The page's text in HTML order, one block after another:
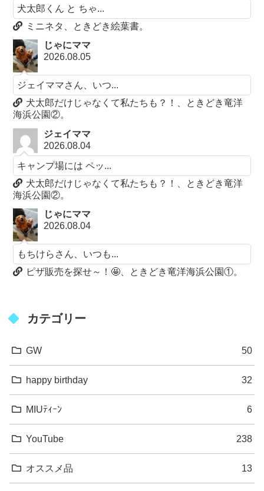
犬太郎くん と ちゃ...
ミニネタ、ときどき絵葉書。
じゃにママ
2026.08.05
ジェイママさん、いつ...
犬太郎だけじゃなくて私たちも？！、ときどき竜洋
海浜公園②。
ジェイママ
2026.08.04
キャンプ場には ペッ...
犬太郎だけじゃなくて私たちも？！、ときどき竜洋
海浜公園②。
じゃにママ
2026.08.04
もちけらさん、いつも...
ピザ販売を探せ～！🤩、ときどき竜洋海浜公園①。
カテゴリー
GW 50
happy birthday 32
MIUﾃｨｰﾝ 6
YouTube 238
オススメ品 13